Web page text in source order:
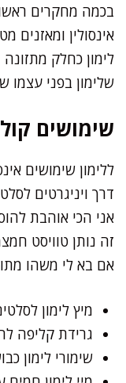
בכמה מחקרים
אינסולין
לימון כחלק
שלימון בפני עצמו
שימושים
ללימון שימושים
דרך ויניגרטים
אני הכי אוהבת
זה נותן טוויסט
אם בא לי משהו
מיץ לימון
גרידת קליפה
שימורי לימון